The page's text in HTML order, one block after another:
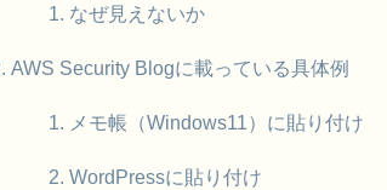
なぜ見えないか
AWS Security Blogに載っている具体例
メモ帳（Windows11）に貼り付け
WordPressに貼り付け